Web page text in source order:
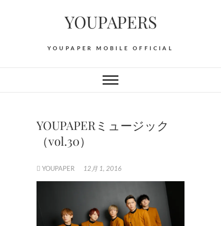
YOUPAPERS
YOUPAPER MOBILE OFFICIAL
YOUPAPERミュージック
（vol.30）
YOUPAPER 12月 1, 2016